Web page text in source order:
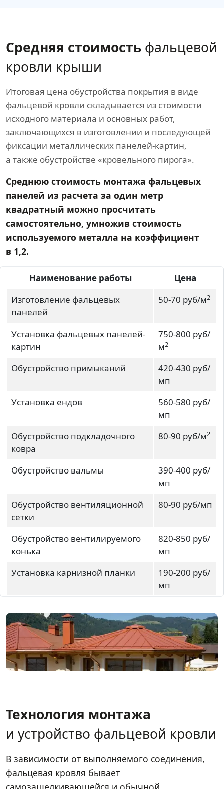
Средняя стоимость фальцевой
кровли крыши
Итоговая цена обустройства покрытия в виде
фальцевой кровли складывается из стоимости
исходного материала и основных работ,
заключающихся в изготовлении и последующей
фиксации металлических панелей-картин,
а также обустройстве «кровельного пирога».
Среднюю стоимость монтажа фальцевых
панелей из расчета за один метр
квадратный можно просчитать
самостоятельно, умножив стоимость
используемого металла на коэффициент
в 1,2.
Наименование работы
Цена
Изготовление фальцевых
панелей
50-70 руб/м2
Установка фальцевых панелей-
картин
750-800 руб/
м2
Обустройство примыканий
420-430 руб/
мп
Установка ендов
560-580 руб/
мп
Обустройство подкладочного
ковра
80-90 руб/м2
Обустройство вальмы
390-400 руб/
мп
Обустройство вентиляционной
сетки
80-90 руб/мп
Обустройство вентилируемого
конька
820-850 руб/
мп
Установка карнизной планки
190-200 руб/
мп
Технология монтажа
и устройство фальцевой кровли
В зависимости от выполняемого соединения,
фальцевая кровля бывает